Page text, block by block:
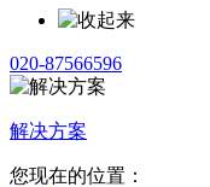
020-87566596
解决方案
您现在的位置：